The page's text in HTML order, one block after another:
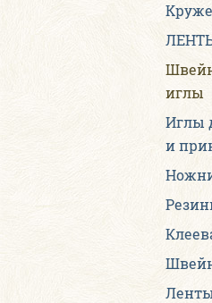
иглы
Иглы
и